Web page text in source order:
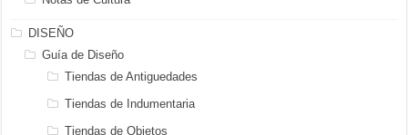
DISEÑO
Guía de Diseño
Tiendas de Antiguedades
Tiendas de Indumentaria
Tiendas de Objetos